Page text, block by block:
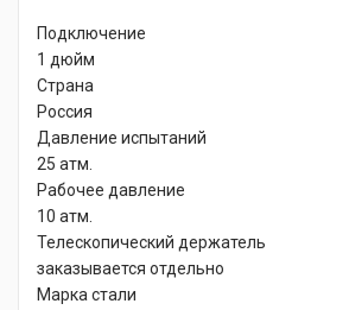
Подключение
1 дюйм
Страна
Россия
Давление испытаний
25 атм.
Рабочее давление
10 атм.
Телескопический держатель
заказывается отдельно
Марка стали